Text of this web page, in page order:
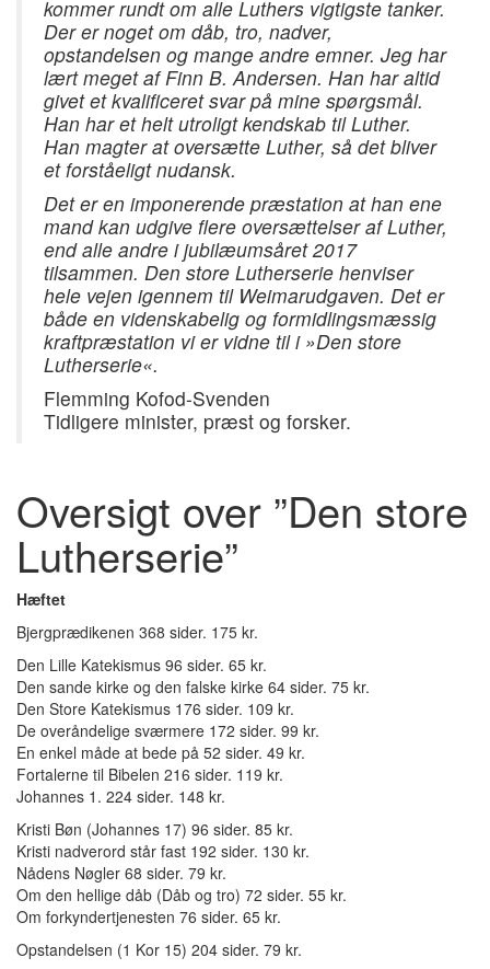
kommer rundt om alle Luthers vigtigste tanker.
Der er noget om dåb, tro, nadver,
opstandelsen og mange andre emner. Jeg har
lært meget af Finn B. Andersen. Han har altid
givet et kvalificeret svar på mine spørgsmål.
Han har et helt utroligt kendskab til Luther.
Han magter at oversætte Luther, så det bliver
et forståeligt nudansk.
Det er en imponerende præstation at han ene
mand kan udgive flere oversættelser af Luther,
end alle andre i jubilæumsåret 2017
tilsammen. Den store Lutherserie henviser
hele vejen igennem til Weimarudgaven. Det er
både en videnskabelig og formidlingsmæssig
kraftpræstation vi er vidne til i »Den store
Lutherserie«.
Flemming Kofod-Svenden
Tidligere minister, præst og forsker.
Oversigt over ”Den store
Lutherserie”
Hæftet
Bjergprædikenen 368 sider. 175 kr.
Den Lille Katekismus 96 sider. 65 kr.
Den sande kirke og den falske kirke 64 sider. 75 kr.
Den Store Katekismus 176 sider. 109 kr.
De overåndelige sværmere 172 sider. 99 kr.
En enkel måde at bede på 52 sider. 49 kr.
Fortalerne til Bibelen 216 sider. 119 kr.
Johannes 1. 224 sider. 148 kr.
Kristi Bøn (Johannes 17) 96 sider. 85 kr.
Kristi nadverord står fast 192 sider. 130 kr.
Nådens Nøgler 68 sider. 79 kr.
Om den hellige dåb (Dåb og tro) 72 sider. 55 kr.
Om forkyndertjenesten 76 sider. 65 kr.
Opstandelsen (1 Kor 15) 204 sider. 79 kr.